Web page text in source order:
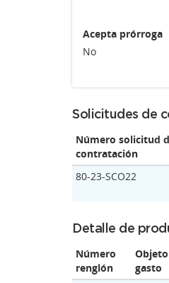
Acepta prórroga
No
Solicitudes de
Número solicitud
contratación
80-23-SCO22
Detalle de
Número
renglón
gasto